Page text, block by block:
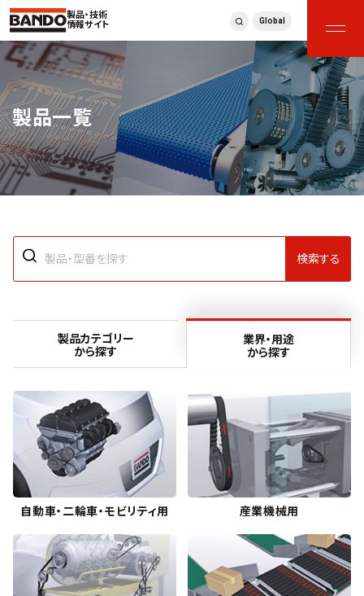
製品・技術
情報サイト
Global
製品一覧
検索する
製品カテゴリー
から探す
業界・用途
から探す
自動車・二輪車・モビリティ用 産業機械用